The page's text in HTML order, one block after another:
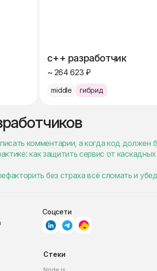
c++ разработчик
~ 264 623 ₽
middle гибрид
комментарии, а когда код
как защитить сервис от
без страха всё сломать и
Соцсети
Стеки